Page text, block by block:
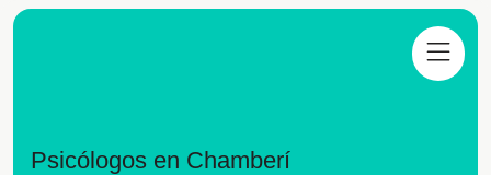
Psicólogos en Chamberí